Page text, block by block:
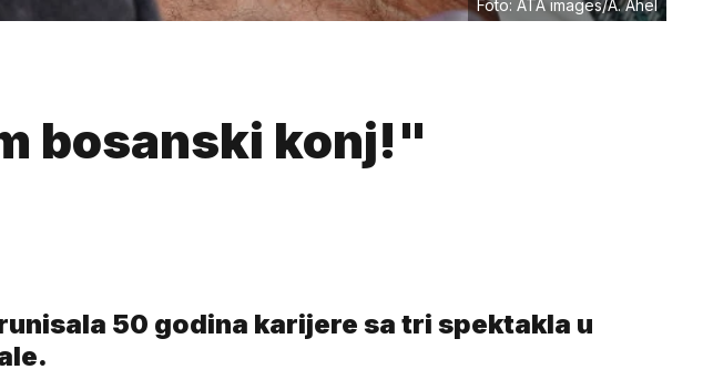
Foto: ATA images/A. Ahel
bosanski konj!"
50 godina karijere sa tri spektakla u